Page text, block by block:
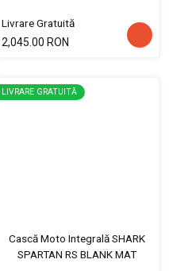
Livrare Gratuită
2,045.00 RON
LIVRARE GRATUITĂ
Cască Moto Integrală SHARK
SPARTAN RS BLANK MAT